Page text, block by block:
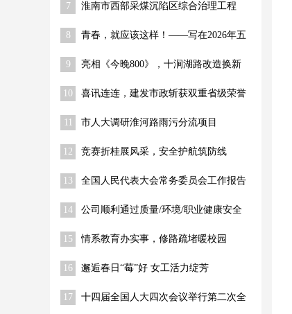
7
淮南市西部采煤沉陷区综合治理工程
8
青春，就应该这样！——写在2026年五
9
亮相《今晚800》，十涧湖路改造换新
10 喜讯连连，建发市政斩获双重省级荣誉
11 市人大调研淮河路雨污分流项目
12 竞赛折桂展风采，安全护航筑防线
13 全国人民代表大会常务委员会工作报告
14
公司顺利通过质量/环境/职业健康安全
15
情系教育办实事，修路疏堵暖校园
16 邂逅春日“莓”好 女工活力绽芳
17
十四届全国人大四次会议举行第二次全